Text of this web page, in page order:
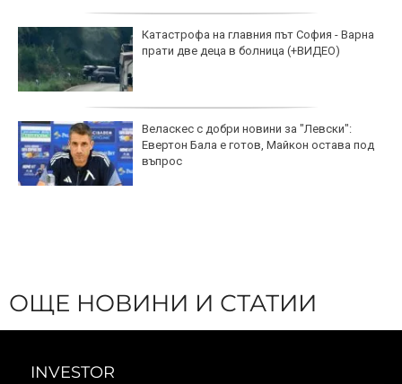
Катастрофа на главния път София - Варна
прати две деца в болница (+ВИДЕО)
Веласкес с добри новини за "Левски":
Евертон Бала е готов, Майкон остава под
въпрос
ОЩЕ НОВИНИ И СТАТИИ
INVESTOR